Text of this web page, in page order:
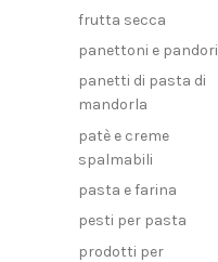
frutta secca
panettoni e pandori
panetti di pasta di
mandorla
patè e creme
spalmabili
pasta e farina
pesti per pasta
prodotti per